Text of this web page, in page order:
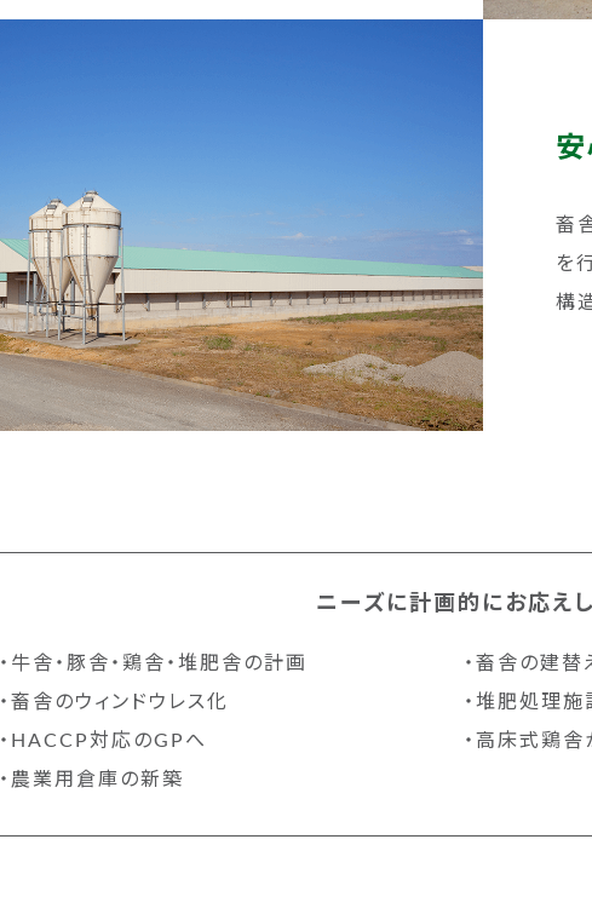
畜
を
構
ニーズに計画的にお応えし
・牛舎・豚舎・鶏舎・堆肥舎の計画
・畜舎の建替
・畜舎のウィンドウレス化
・堆肥処理
・HACCP対応のGPへ
・高床式鶏
・農業用倉庫の新築